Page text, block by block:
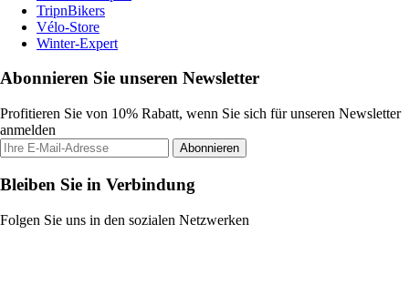
TripnBikers
Vélo-Store
Winter-Expert
Abonnieren Sie unseren Newsletter
Profitieren Sie von 10% Rabatt, wenn Sie sich für unseren Newsletter
anmelden
Abonnieren
Bleiben Sie in Verbindung
Folgen Sie uns in den sozialen Netzwerken